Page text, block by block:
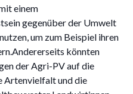
einem
gegenüber der Umwelt
um zum Beispiel ihren
könnten
der Agri-PV auf die
Artenvielfalt und die